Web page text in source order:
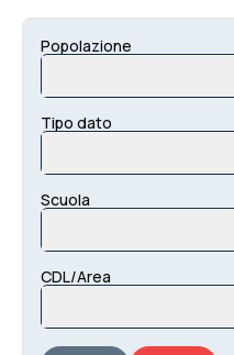
Popolazione
Tipo dato
Scuola
CDL/Area